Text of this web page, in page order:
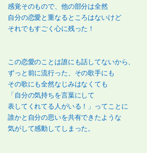
感覚そのもので、他の部分は全然
自分の恋愛と重なるところはないけど
それでもすごく心に残った！
この恋愛のことは誰にも話してないから、
ずっと前に流行った、その歌手にも
その歌にも全然なじみはなくても
「自分の気持ちを言葉にして
表してくれてる人がいる！」ってことに
誰かと自分の思いを共有できたような
気がして感動してしまった。